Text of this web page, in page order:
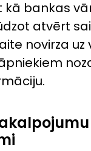
kā bankas
atvērt
novirza uz